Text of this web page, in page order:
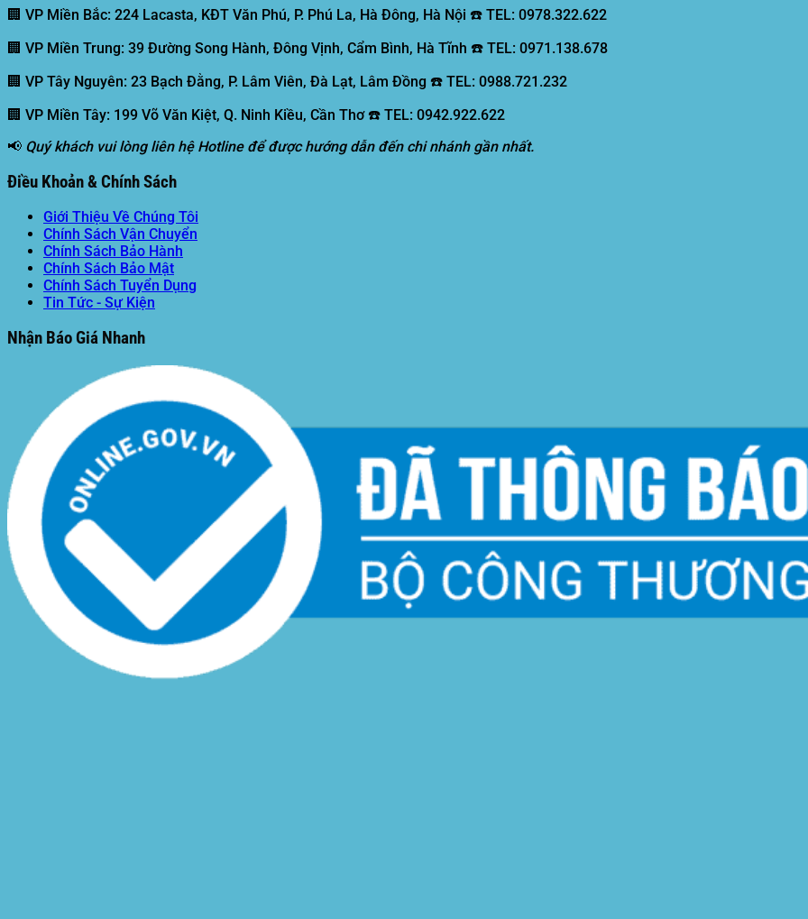
🏢 VP Miền Bắc: 224 Lacasta, KĐT Văn Phú, P. Phú La, Hà Đông, Hà Nội ☎️ TEL: 0978.322.622
🏢 VP Miền Trung: 39 Đường Song Hành, Đông Vịnh, Cẩm Bình, Hà Tĩnh ☎️ TEL: 0971.138.678
🏢 VP Tây Nguyên: 23 Bạch Đằng, P. Lâm Viên, Đà Lạt, Lâm Đồng ☎️ TEL: 0988.721.232
🏢 VP Miền Tây: 199 Võ Văn Kiệt, Q. Ninh Kiều, Cần Thơ ☎️ TEL: 0942.922.622
📢 Quý khách vui lòng liên hệ Hotline để được hướng dẫn đến chi nhánh gần nhất.
Điều Khoản & Chính Sách
Giới Thiệu Về Chúng Tôi
Chính Sách Vận Chuyển
Chính Sách Bảo Hành
Chính Sách Bảo Mật
Chính Sách Tuyển Dụng
Tin Tức - Sự Kiện
Nhận Báo Giá Nhanh